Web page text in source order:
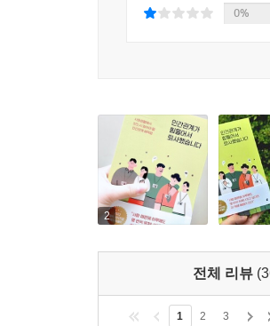
때, 세상은, 그리고 나의 삶
괴롭히는 무형의 괴물이
올라타서, 어디에서도 쉽게
0%
2
전체 리뷰
1 2 3